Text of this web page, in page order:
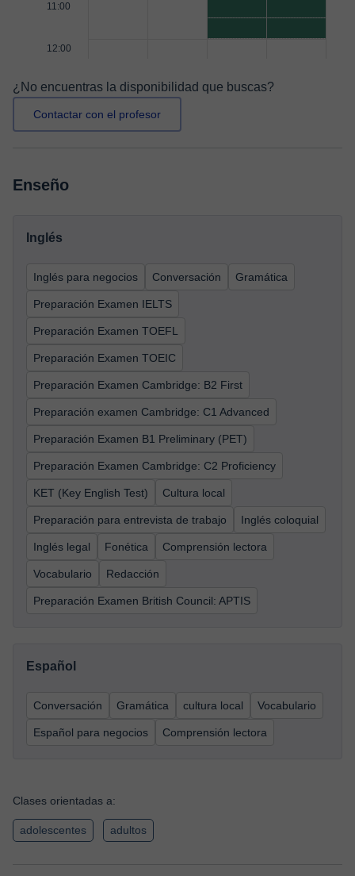
11:00
12:00
¿No encuentras la disponibilidad que buscas?
Contactar con el profesor
Enseño
Inglés
Inglés para negocios Conversación Gramática
Preparación Examen IELTS
Preparación Examen TOEFL
Preparación Examen TOEIC
Preparación Examen Cambridge: B2 First
Preparación examen Cambridge: C1 Advanced
Preparación Examen B1 Preliminary (PET)
Preparación Examen Cambridge: C2 Proficiency
KET (Key English Test) Cultura local
Preparación para entrevista de trabajo Inglés coloquial
Inglés legal Fonética Comprensión lectora
Vocabulario Redacción
Preparación Examen British Council: APTIS
Español
Conversación Gramática cultura local Vocabulario
Español para negocios Comprensión lectora
Clases orientadas a:
adolescentes adultos